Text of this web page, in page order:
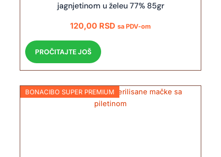
jagnjetinom u želeu 77% 85gr
120,00 RSD sa PDV-om
PROČITAJTE JOŠ
BONACIBO SUPER PREMIUM